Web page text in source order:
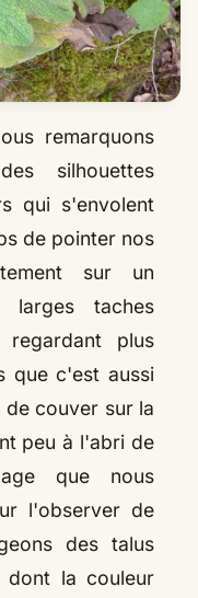
remarquons
silhouettes
qui s'envolent
de pointer nos
sur un
larges taches
plus
que c'est aussi
de couver sur la
peu à l'abri de
que nous
l'observer de
des talus
dont la couleur